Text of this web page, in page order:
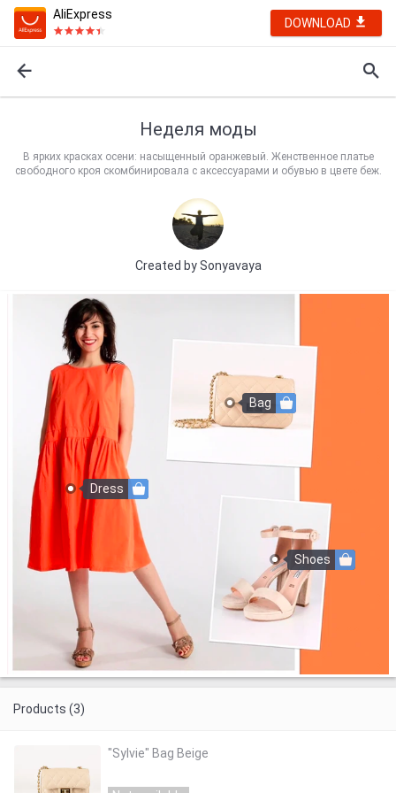
AliExpress
DOWNLOAD
Неделя моды
В ярких красках осени: насыщенный оранжевый. Женственное платье
свободного кроя скомбинировала с аксессуарами и обувью в цвете беж.
Created bySonyavaya
Bag
Shoes
Dress
Products (3)
"Sylvie" Bag Beige